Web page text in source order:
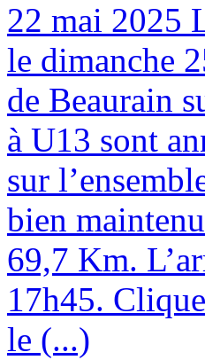
22 mai 2025
le dimanche
de Beaurain
à U13 sont
sur
bien
69,7 Km.
17h45.
le (...)